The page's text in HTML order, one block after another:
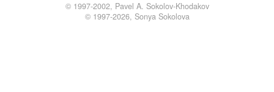
© 1997-2002, Pavel A. Sokolov-Khodakov
© 1997-2026, Sonya Sokolova